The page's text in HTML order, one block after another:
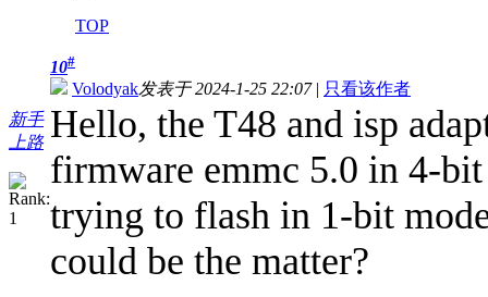
TOP
新手
上路
10#
Volodyak发表于 2024-1-25 22:07| 只看该作者
Hello, the T48 and isp
firmware emmc 5.0 in 4-
trying to flash in 1-bit
could be the matter?